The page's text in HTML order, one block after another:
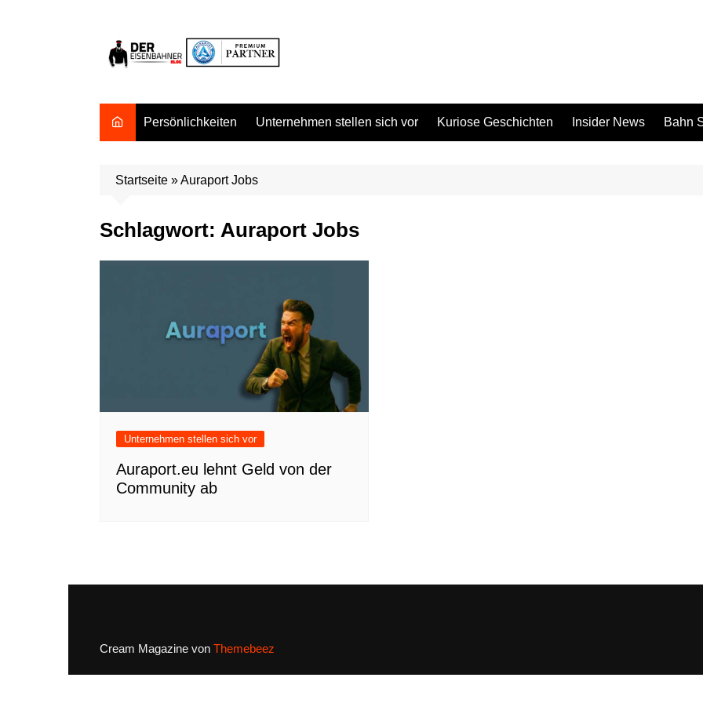
Persönlichkeiten Unternehmen stellen sich vor Kuriose Geschichten Insider News Bahn
Startseite »Auraport Jobs
Schlagwort: Auraport Jobs
Unternehmen stellen sich vor
Auraport.eu lehnt Geld von der
Community ab
Cream Magazine von Themebeez